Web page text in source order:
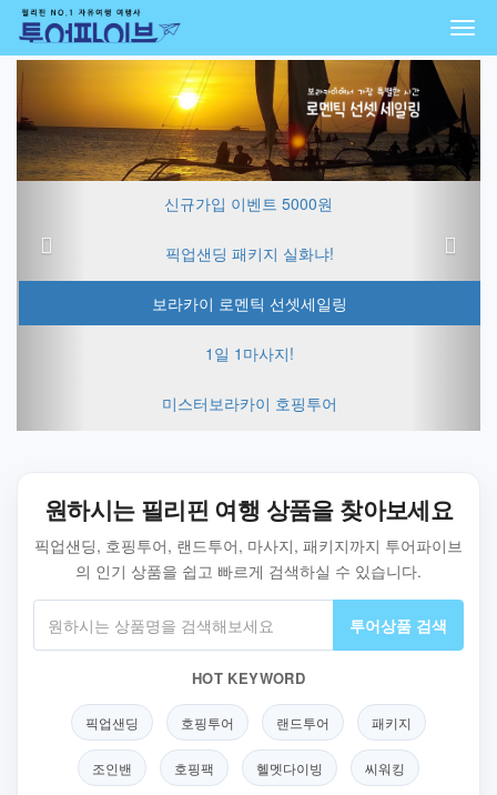
Previous
신규가입 이벤트 5000원
픽업샌딩 패키지 실화냐!
보라카이 로멘틱 선셋세일링
1일 1마사지!
미스터보라카이 호핑투어
원하시는 필리핀 여행 상품을 찾아보세요
픽업샌딩, 호핑투어, 랜드투어, 마사지, 패키지까지 투어파이브
의 인기 상품을 쉽고 빠르게 검색하실 수 있습니다.
투어상품 검색
HOT KEYWORD
픽업샌딩 호핑투어 랜드투어 패키지
조인밴 호핑팩 헬멧다이빙 씨워킹